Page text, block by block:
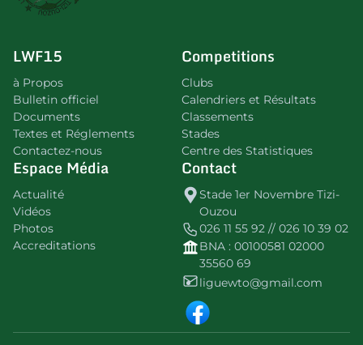
LWF15
à Propos
Bulletin officiel
Documents
Textes et Réglements
Contactez-nous
Competitions
Clubs
Calendriers et Résultats
Classements
Stades
Centre des Statistiques
Espace Média
Actualité
Vidéos
Photos
Accreditations
Contact
Stade 1er Novembre Tizi-
Ouzou
026 11 55 92 // 026 10 39 02
BNA : 00100581 02000
35560 69
liguewto@gmail.com